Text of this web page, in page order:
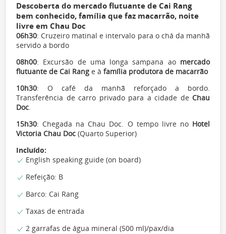
Descoberta do mercado flutuante de Cai Rang
bem conhecido, família que faz macarrão, noite
livre em Chau Doc
06h30: Cruzeiro matinal e intervalo para o chá da manhã
servido a bordo
08h00: Excursão de uma longa sampana ao mercado
flutuante de Cai Rang e à família produtora de macarrão
10h30: O café da manhã reforçado a bordo.
Transferência de carro privado para a cidade de Chau
Doc.
15h30: Chegada na Chau Doc. O tempo livre no Hotel
Victoria Chau Doc (Quarto Superior)
Incluído:
English speaking guide (on board)
Refeição: B
Barco: Cai Rang
Taxas de entrada
2 garrafas de água mineral (500 ml)/pax/dia